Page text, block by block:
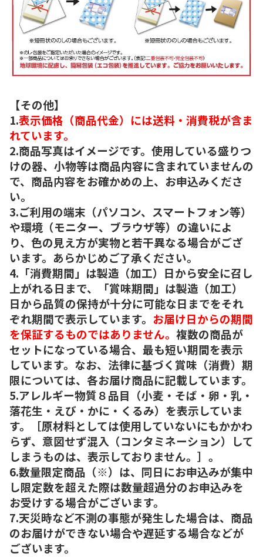
【その他】
1.表示価格（商品代金）には送料・消費税が含ま
れています。
2.商品写真はイメージです。使用している盛りつ
けの器、小物等は商品内容に含まれていませんの
で、商品内容をお確かめの上、お申込みくださ
い。
3.ご利用の端末（パソコン、スマートフォン等）
や環境（モニター、ブラウザ等）の違いによ
り、色の見え方が実物と若干異なる場合がござ
います。あらかじめご了承ください。
4.「消費期間」は製造（加工）日から安全に召し
上がれる日まで、「賞味期間」は製造（加工）
日から品質の保持が十分に可能な日までをそれ
ぞれ期間で表示しています。 お届け日からの期間
を保証するものではありません。 複数の商品が
セットになっている場合、最も短い期間を表示
しています。なお、法律に基づく賞味（消費）期
限については、各お届け商品に記載しています。
5.アレルギー物質８品目（小麦・そば・卵・乳・
落花生・えび・かに・くるみ）を表示していま
す。［原材料としては使用していないにもかかわ
らず、意図せず混入（コンタミネーション）して
しまうものは、表示しておりません。］。
6.数量限定商品（※）は、同日にお申込みが集中
し限定数を超えた際は数量超過分のお申込みを
お受けする場合がございます。
7.天災時など不測の事態が発生した場合は、商品
のお届けができない場合や遅延する場合などが
ございます。